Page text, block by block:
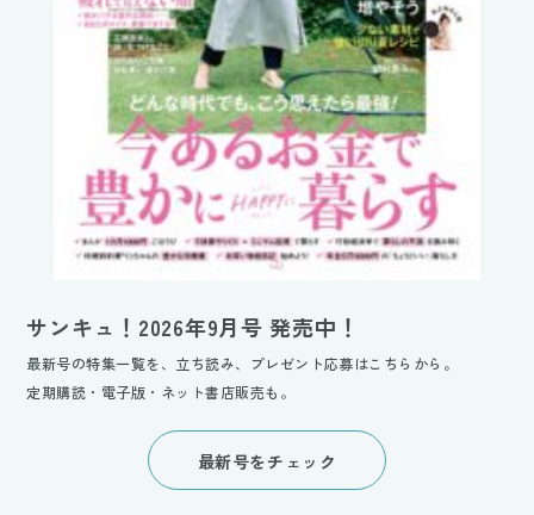
サンキュ！2026年9月号 発売中！
最新号の特集一覧を、立ち読み、プレゼント応募はこちらから。
定期購読・電子版・ネット書店販売も。
最新号をチェック